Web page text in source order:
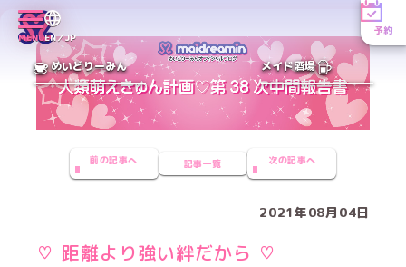
MENUEN／JP
予約
めいどりーみん メイド酒場
前の記事へ 記事一覧 次の記事へ
2021年08月04日
♡ 距離より強い絆だから ♡